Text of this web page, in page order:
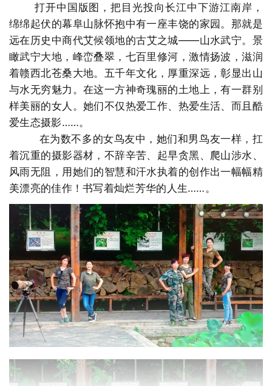
打开中国版图，把目光投向长江中下游江南岸，
绵绵起伏的幕阜山脉怀抱中有一座丰饶的家园。那就是
远在历史中商代艾候领地的古艾之城——山水武宁。景
瞰武宁大地，峰峦叠翠，七百里修河，激情扬波，滋润
着赣西北苍桑大地。五千年文化，厚重深远，彰显出山
与水无穷魅力。在这一方神奇瑰丽的土地上，有一群别
样美丽的女人。她们不仅热爱工作、热爱生活、而且酷
爱生态摄影……。
在为数不多的女鸟友中，她们和男鸟友一样，扛
着沉重的摄影器材，不辞辛苦、起早贪黑、爬山涉水、
风雨无阻，用她们的智慧和汗水执着的创作出一幅幅精
美漂亮的佳作！书写着灿烂芳华的人生……。